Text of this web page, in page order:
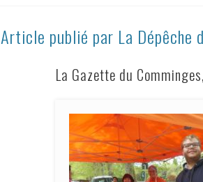
Article publié par La Dépêche
La Gazette du